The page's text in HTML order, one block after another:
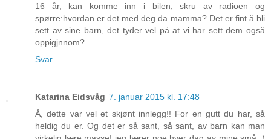
16 år, kan komme inn i bilen, skru av radioen og
spørre:hvordan er det med deg da mamma? Det er fint å bli
sett av sine barn, det tyder vel på at vi har sett dem også
oppigjnnom?
Svar
Katarina Eidsvåg 7. januar 2015 kl. 17:48
Å, dette var vel et skjønt innlegg!! For en gutt du har, så
heldig du er. Og det er så sant, så sant, av barn kan man